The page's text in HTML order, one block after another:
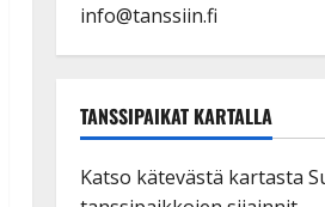
info@tanssiin.fi
TANSSIPAIKAT KARTALLA
Katso kätevästä kartasta